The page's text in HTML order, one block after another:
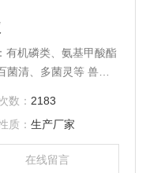
有机磷类、氨基甲酸酯
清、多菌灵等 兽药
四环素、喹乙醇、氟
真菌毒素类：B1、赭
真菌毒素。 该仪器能
数： 2183
质： 生产厂家
在线留言